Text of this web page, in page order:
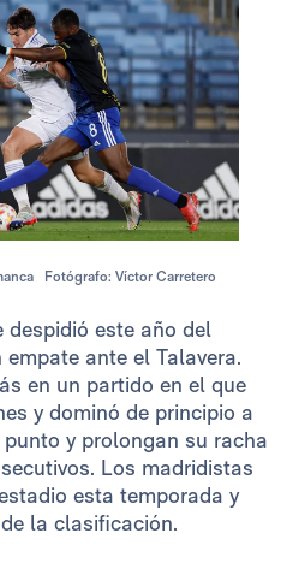
Fotógrafo: Víctor Carretero
despidió este año del
empate ante el Talavera.
en un partido en el que
y dominó de principio a
y prolongan su racha
Los madridistas
esta temporada y
la clasificación.